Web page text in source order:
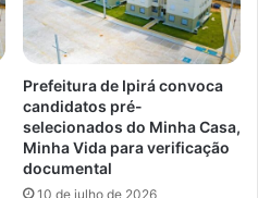
Prefeitura de Ipirá convoca
candidatos pré-
selecionados do Minha Casa,
Minha Vida para verificação
documental
10 de julho de 2026